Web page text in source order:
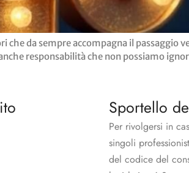
da sempre accompagna il passaggio
responsabilità che non possiamo
Sportello
Per rivolgersi in
singoli
del codice del